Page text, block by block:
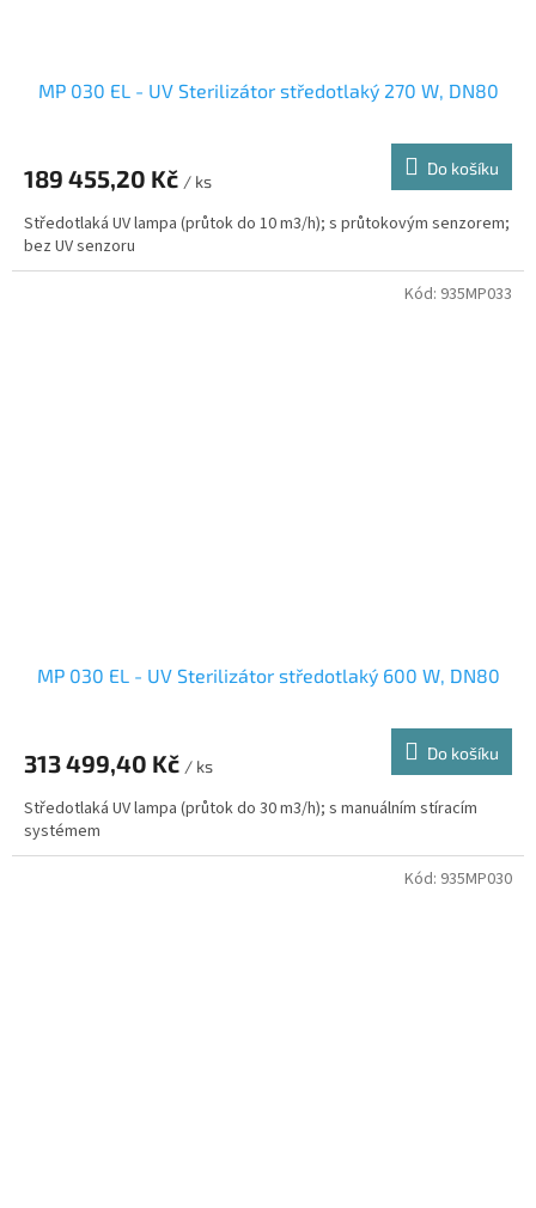
MP 030 EL - UV Sterilizátor středotlaký 270 W, DN80
189 455,20 Kč / ks
Do košíku
Středotlaká UV lampa (průtok do 10 m3/h); s průtokovým senzorem;
bez UV senzoru
MP 030 EL - UV Sterilizátor středotlaký 600 W, DN80
313 499,40 Kč / ks
Do košíku
Středotlaká UV lampa (průtok do 30 m3/h); s manuálním stíracím
systémem
Kód: 935MP033
Kód: 935MP030